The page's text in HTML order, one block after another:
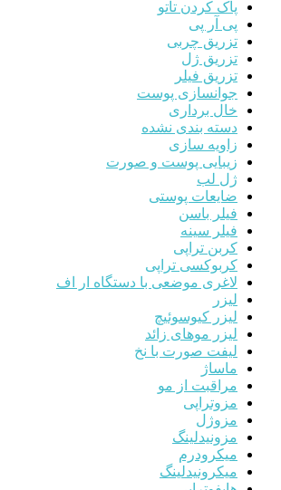
پاک کردن تاتو
پی آر پی
تزریق چربی
تزریق ژل
تزریق فیلر
جوانسازی پوست
خال برداری
دسته بندی نشده
زاویه سازی
زیبایی پوست و صورت
ژل لب
ضایعات پوستی
فیلر باسن
فیلر سینه
کربن تراپی
کربوکسی تراپی
لاغری موضعی با دستگاه ار اف
لیزر
لیزر کیوسوئیچ
لیزر موهای زائد
لیفت صورت با نخ
ماساژ
مراقبت از مو
مزوتراپی
مزوژل
مزونیدلینگ
میکرودرم
میکرونیدلینگ